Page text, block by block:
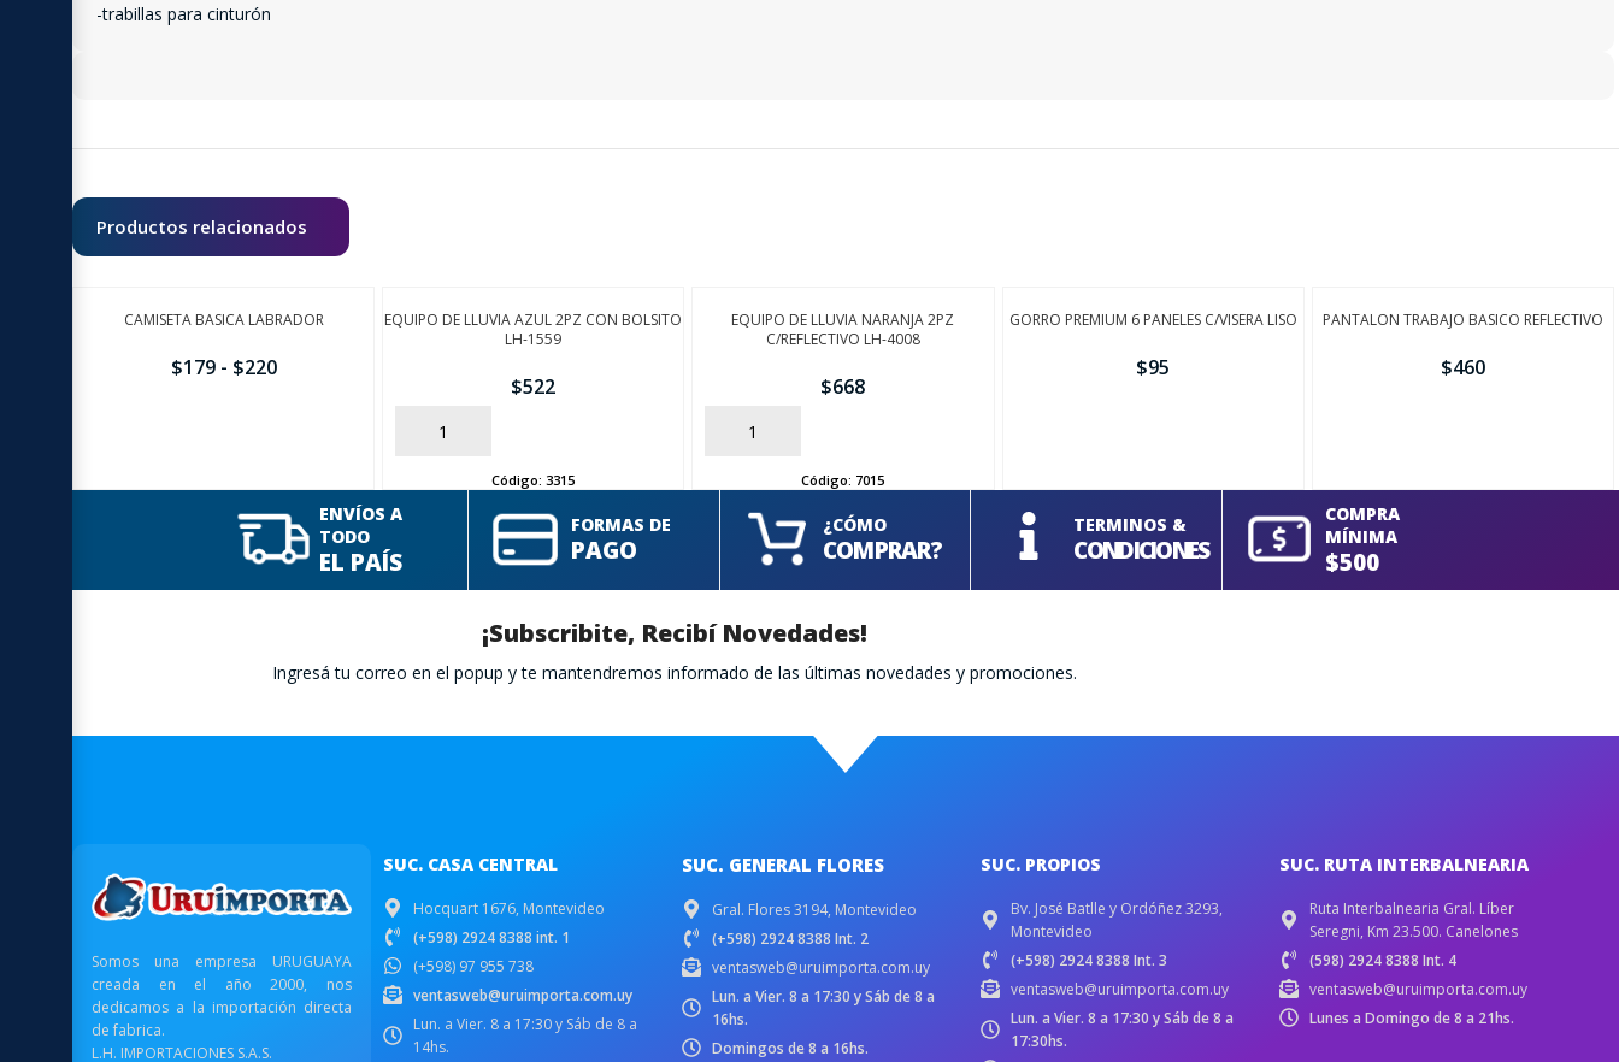
-trabillas para cinturón
Productos relacionados
CAMISETA BASICA LABRADOR
$179 - $220
EQUIPO DE LLUVIA AZUL 2PZ CON BOLSITO
LH-1559
$522
AÑADIR
Código:3315
EQUIPO DE LLUVIA NARANJA 2PZ
C/REFLECTIVO LH-4008
$668
AÑADIR
Código: 7015
GORRO PREMIUM 6 PANELES C/VISERA LISO
$95
PANTALON TRABAJO BASICO REFLECTIVO
$460
ENVÍOS A
TODO
EL PAÍS
FORMAS DE
PAGO
¿CÓMO
COMPRAR?
TERMINOS &
CONDICIONES
COMPRA
MÍNIMA
$500
¡Subscribite, Recibí Novedades!
Ingresá tu correo en el popup y te mantendremos informado de las últimas novedades y promociones.
Somos una empresa URUGUAYA
creada en el año 2000, nos
dedicamos a la importación directa
de fabrica.
L.H. IMPORTACIONES S.A.S.
SUC. CASA CENTRAL
Hocquart 1676, Montevideo
(+598) 2924 8388 int. 1
(+598) 97 955 738
ventasweb@uruimporta.com.uy
Lun. a Vier. 8 a 17:30 y Sáb de 8 a
14hs.
SUC. GENERAL FLORES
Gral. Flores 3194, Montevideo
(+598) 2924 8388 Int. 2
ventasweb@uruimporta.com.uy
Lun. a Vier. 8 a 17:30 y Sáb de 8 a
16hs.
Domingos de 8 a 16hs.
SUC. PROPIOS
Bv. José Batlle y Ordóñez 3293,
Montevideo
(+598) 2924 8388 Int. 3
ventasweb@uruimporta.com.uy
Lun. a Vier. 8 a 17:30 y Sáb de 8 a
17:30hs.
SUC. RUTA INTERBALNEARIA
Ruta Interbalnearia Gral. Líber
Seregni, Km 23.500. Canelones
(598) 2924 8388 Int. 4
ventasweb@uruimporta.com.uy
Lunes a Domingo de 8 a 21hs.